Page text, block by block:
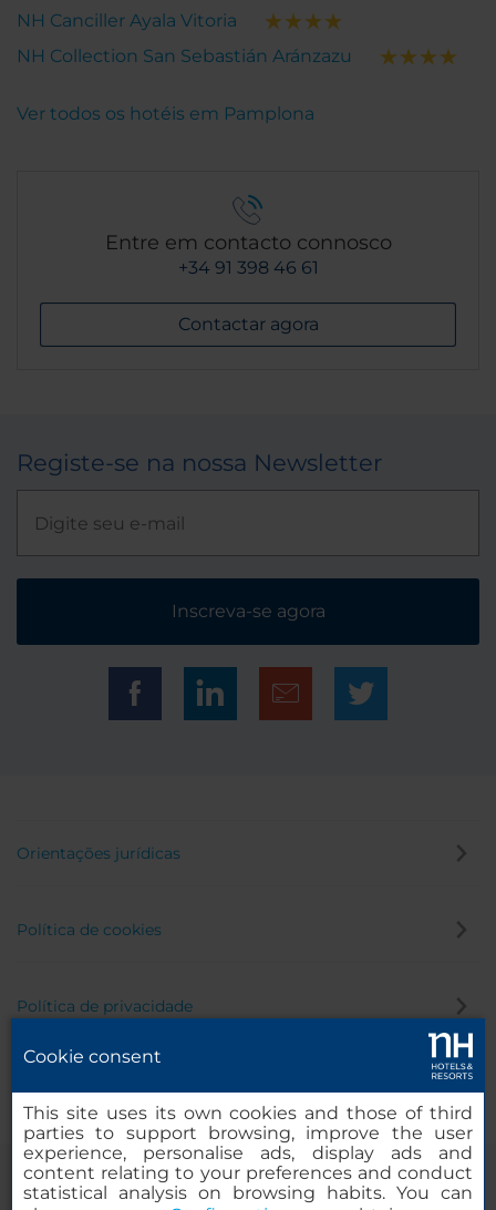
NH Canciller Ayala Vitoria
NH Collection San Sebastián Aránzazu
Ver todos os hotéis em Pamplona
Entre em contacto connosco
+34 91 398 46 61
Contactar agora
Registe-se na nossa Newsletter
Inscreva-se agora
Orientações jurídicas
Política de cookies
Política de privacidade
Cookie consent
This site uses its own cookies and those of third
parties to support browsing, improve the user
experience, personalise ads, display ads and
content relating to your preferences and conduct
statistical analysis on browsing habits. You can